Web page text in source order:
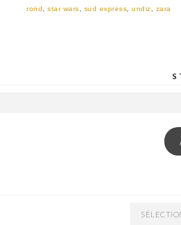
rond
,star wars sud express ,undiz zara
ARCHIVES